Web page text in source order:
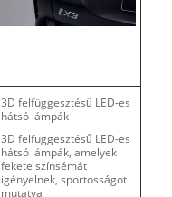
3D felfüggesztésű LED-es
hátsó lámpák
3D felfüggesztésű LED-es
hátsó lámpák, amelyek
fekete színsémát
igényelnek, sportosságot
mutatva